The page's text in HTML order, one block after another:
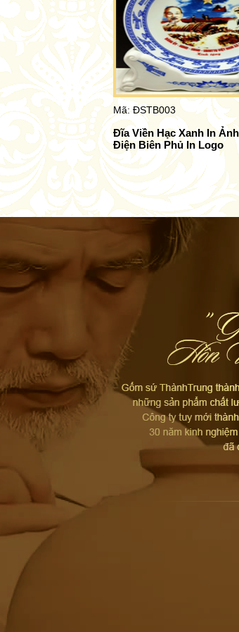
Mã: ĐSTB003
Đĩa Viền Hạc Xanh In
Điện Biên Phủ In Logo